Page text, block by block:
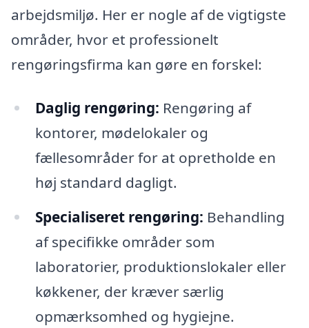
arbejdsmiljø. Her er nogle af de vigtigste
områder, hvor et professionelt
rengøringsfirma kan gøre en forskel:
Daglig rengøring: Rengøring af
kontorer, mødelokaler og
fællesområder for at opretholde en
høj standard dagligt.
Specialiseret rengøring: Behandling
af specifikke områder som
laboratorier, produktionslokaler eller
køkkener, der kræver særlig
opmærksomhed og hygiejne.